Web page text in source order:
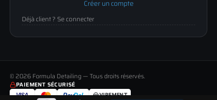
Créer un compte
Déjà client ? Se connecter
PAIEMENT SÉCURISÉ
VISA PayPal VIREMENT
© 2026 Formula Detailing — Tous droits réservés.